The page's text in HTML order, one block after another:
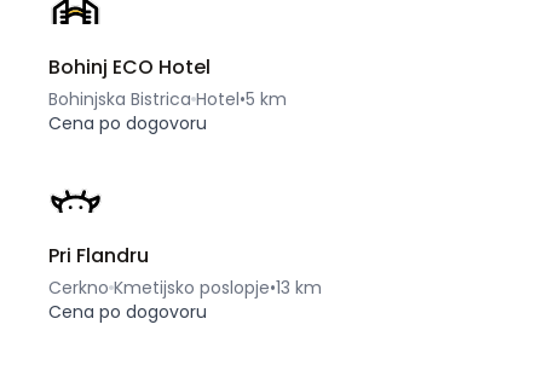
Bohinj ECO Hotel
Bohinjska Bistrica Hotel•5 km
Cena po dogovoru
Pri Flandru
Cerkno Kmetijsko poslopje•13 km
Cena po dogovoru